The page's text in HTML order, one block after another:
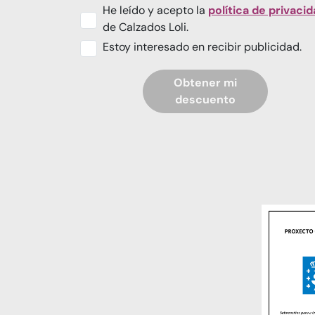
He leído y acepto la política de
de Calzados Loli.
Estoy interesado en recibir publicidad.
Obtener mi
descuento